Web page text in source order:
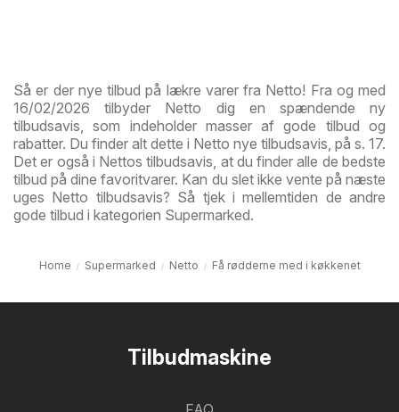
Så er der nye tilbud på lækre varer fra Netto! Fra og med
16/02/2026 tilbyder Netto dig en spændende ny
tilbudsavis, som indeholder masser af gode tilbud og
rabatter. Du finder alt dette i Netto nye tilbudsavis, på s. 17.
Det er også i Nettos tilbudsavis, at du finder alle de bedste
tilbud på dine favoritvarer. Kan du slet ikke vente på næste
uges Netto tilbudsavis? Så tjek i mellemtiden de andre
gode tilbud i kategorien Supermarked.
Home Supermarked Netto Få rødderne med i køkkenet
Tilbudmaskine